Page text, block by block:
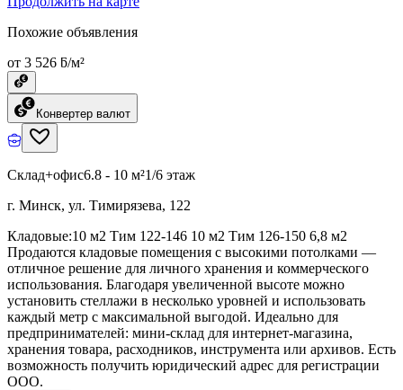
Похожие объявления
от 3 526 ƃ/м²
Конвертер валют
Склад+офис6.8 - 10 м²1/6 этаж
г. Минск, ул. Тимирязева, 122
Кладовые:10 м2 Тим 122-146 10 м2 Тим 126-150 6,8 м2
Продаются кладовые помещения с высокими потолками —
отличное решение для личного хранения и коммерческого
использования. Благодаря увеличенной высоте можно
установить стеллажи в несколько уровней и использовать
каждый метр с максимальной выгодой. Идеально для
предпринимателей: мини-склад для интернет-магазина,
хранения товара, расходников, инструмента или архивов. Есть
возможность получить юридический адрес для регистрации
ООО.